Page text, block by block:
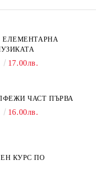
17.00лв.
ЧАСТ ПЪРВА
16.00лв.
КУРС ПО